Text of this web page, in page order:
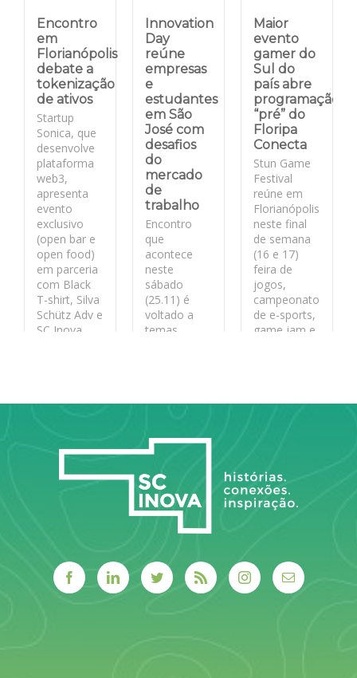
Encontro
em
Florianópolis
debate a
tokenização
de ativos
Startup
Sonica, que
desenvolve
plataforma
web3,
apresenta
evento
exclusivo
(open bar e
open food)
em parceria
com Black
T-shirt, Silva
Schütz Adv e
SC Inova.
Innovation
Day
reúne
empresas
e
estudantes
em São
José com
desafios
do
mercado
de
trabalho
Encontro
que
acontece
neste
sábado
(25.11) é
voltado a
temas
é da Esag Jr.
Maior
evento
gamer do
Sul do
país abre
programação
“pré” do
Floripa
Conecta
Stun Game
Festival
reúne em
Florianópolis
neste final
de semana
(16 e 17)
feira de
jogos,
campeonato
de e-sports,
game jam e